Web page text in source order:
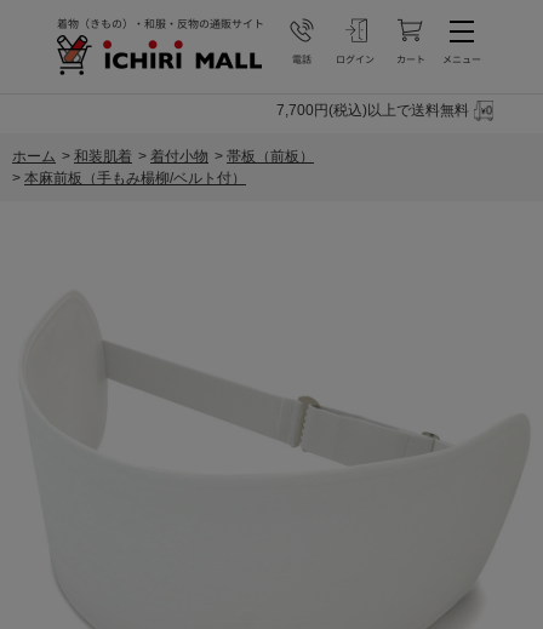
7,700円(税込)以上で送料無料
ホーム > 和装肌着 > 着付小物 > 帯板（前板）
> 本麻前板（手もみ楊柳/ベルト付）